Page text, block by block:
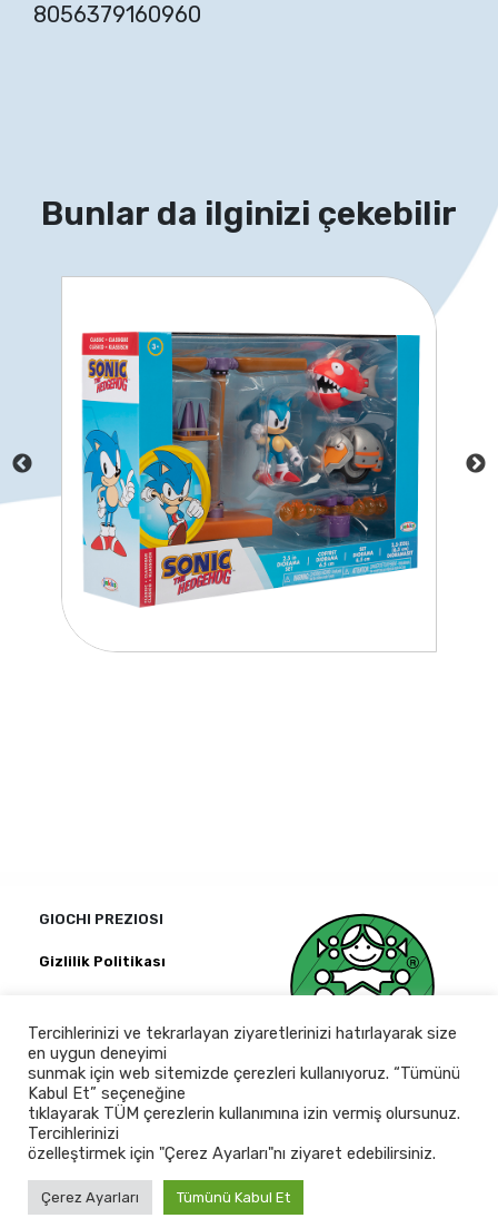
8056379160960
Bunlar da ilginizi çekebilir
GIOCHI PREZIOSI
Gizlilik Politikası
Merkez Mah.
Bağlar Cad.
No:14 D Blok Kat:2 D:6
İstanbul 34406 · Turkey
+90 212 3225958
Mesai saatlerimiz 09:30 ile
Tercihlerinizi ve tekrarlayan ziyaretlerinizi hatırlayarak size
en uygun deneyimi
sunmak için web sitemizde çerezleri kullanıyoruz. “Tümünü
Kabul Et” seçeneğine
tıklayarak TÜM çerezlerin kullanımına izin vermiş olursunuz.
Tercihlerinizi
özelleştirmek için "Çerez Ayarları"nı ziyaret edebilirsiniz.
Çerez Ayarları Tümünü Kabul Et